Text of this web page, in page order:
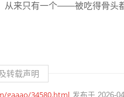
从来只有一个——被吃得骨头
转载声明
gaaao/34580.html 发布于 2026-